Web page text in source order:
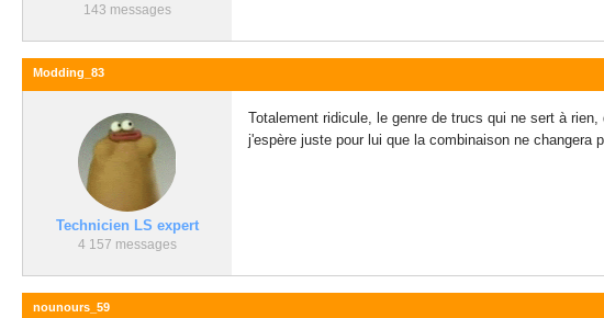
143 messages
Modding_83
Technicien LS expert
4 157 messages
Totalement ridicule, le genre de trucs qui ne sert à
j'espère juste pour lui que la combinaison ne changera
nounours_59